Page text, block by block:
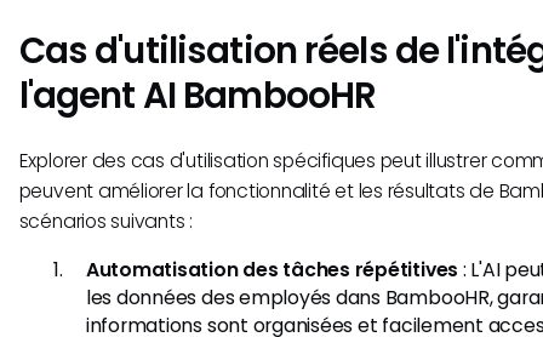
Cas d'utilisation réels de
l'agent AI BambooHR
Explorer des cas d'utilisation spécifiques peut illustrer
peuvent améliorer la fonctionnalité et les résultats de
scénarios suivants :
Automatisation des tâches répétitives : L'AI
les données des employés dans BambooHR,
informations sont organisées et facilement